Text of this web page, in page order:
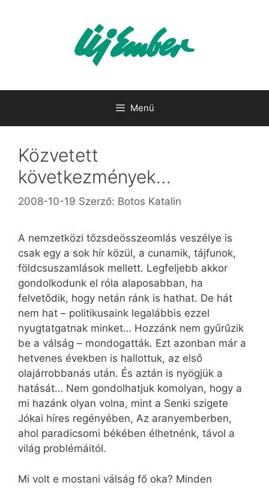
Menü
Közvetett
következmények…
2008-10-19 Szerző: Botos Katalin
A nemzetközi tőzsdeösszeomlás veszélye is
csak egy a sok hír közül, a cunamik, tájfunok,
földcsuszamlások mellett. Legfeljebb akkor
gondolkodunk el róla alaposabban, ha
felvetődik, hogy netán ránk is hathat. De hát
nem hat – politikusaink legalábbis ezzel
nyugtatgatnak minket… Hozzánk nem gyűrűzik
be a válság – mondogatták. Ezt azonban már a
hetvenes években is hallottuk, az első
olajárrobbanás után. És aztán is nyögjük a
hatását… Nem gondolhatjuk komolyan, hogy a
mi hazánk olyan volna, mint a Senki szigete
Jókai híres regényében, Az aranyemberben,
ahol paradicsomi békében élhetnénk, távol a
világ problémáitól.
Mi volt e mostani válság fő oka? Minden